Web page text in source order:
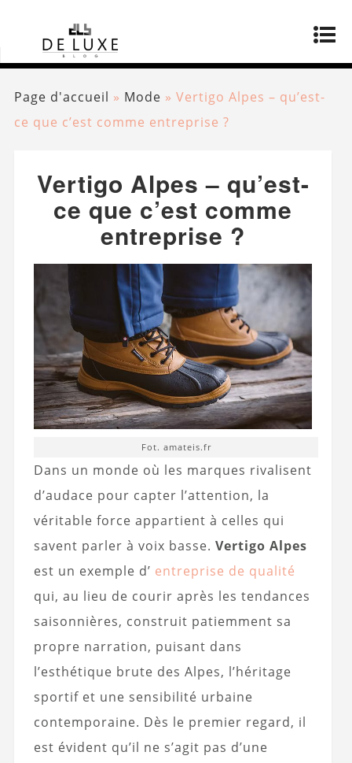
Page d'accueil » Mode » Vertigo Alpes – qu’est-
ce que c’est comme entreprise ?
Vertigo Alpes – qu’est-
ce que c’est comme
entreprise ?
Fot. amateis.fr
Dans un monde où les marques rivalisent
d’audace pour capter l’attention, la
véritable force appartient à celles qui
savent parler à voix basse. Vertigo Alpes
est un exemple d’ entreprise de qualité
qui, au lieu de courir après les tendances
saisonnières, construit patiemment sa
propre narration, puisant dans
l’esthétique brute des Alpes, l’héritage
sportif et une sensibilité urbaine
contemporaine. Dès le premier regard, il
est évident qu’il ne s’agit pas d’une